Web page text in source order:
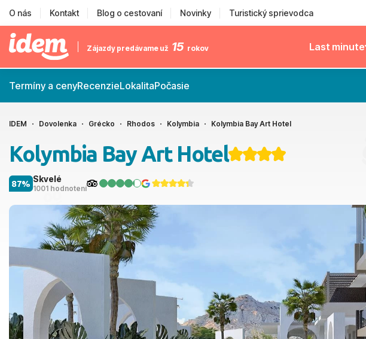
O nás Kontakt Blog o cestovaní Novinky Turistický sprievodca
Zájazdy predávame už 15 rokov Last minute
Termíny a cenyRecenzieLokalitaPočasie
IDEM Dovolenka Grécko Rhodos Kolymbia Kolymbia Bay Art Hotel
Kolymbia Bay Art Hotel
Skvelé
1001 hodnotení
87%